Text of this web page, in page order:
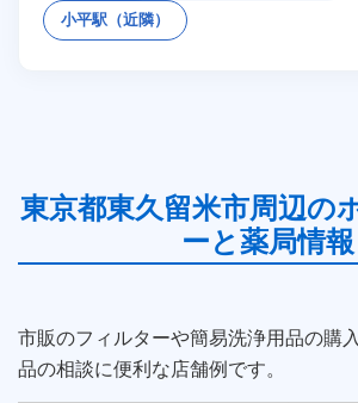
小平駅（近隣）
東京都東久留米市周辺の
ーと薬局情報
市販のフィルターや簡易洗浄用品の購
品の相談に便利な店舗例です。